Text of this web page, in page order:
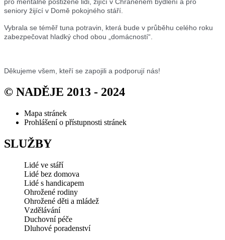
seniory žijící v Domě pokojného stáří.
Vybrala se téměř tuna potravin, která bude v průběhu celého roku
zabezpečovat hladký chod obou „domácností“.
Děkujeme všem, kteří se zapojili a podporují nás!
© NADĚJE 2013 - 2024
Mapa stránek
Prohlášení o přístupnosti stránek
SLUŽBY
Lidé ve stáří
Lidé bez domova
Lidé s handicapem
Ohrožené rodiny
Ohrožené děti a mládež
Vzdělávání
Duchovní péče
Dluhové poradenství